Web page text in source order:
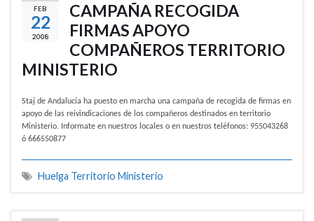
FEB
22
2008
CAMPAÑA RECOGIDA
FIRMAS APOYO
COMPAÑEROS TERRITORIO
MINISTERIO
Staj de Andalucía ha puesto en marcha una campaña de recogida de firmas en
apoyo de las reivindicaciones de los compañeros destinados en territorio
Ministerio. Informate en nuestros locales o en nuestros teléfonos: 955043268
ó 666550877
Huelga Territorio Ministerio